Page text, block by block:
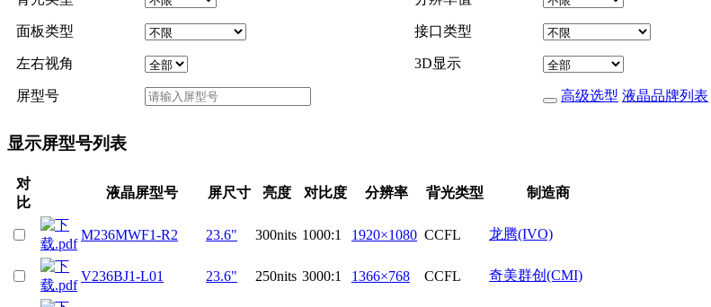
面板类型 接口类型
左右视角 3D显示
屏型号 高级选型 液晶品牌列表
显示屏型号列表
对
比
液晶屏型号 屏尺寸 亮度 对比度 分辨率 背光类型 制造商
M236MWF1-R2 23.6" 300nits 1000:1 1920×1080 CCFL 龙腾(IVO)
V236BJ1-L01 23.6" 250nits 3000:1 1366×768 CCFL 奇美群创(CMI)